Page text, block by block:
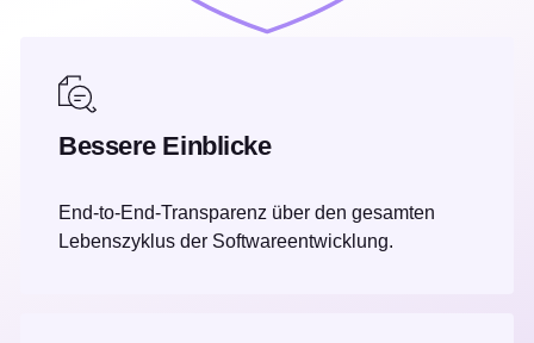
Bessere Einblicke
End-to-End-Transparenz über den gesamten
Lebenszyklus der Softwareentwicklung.